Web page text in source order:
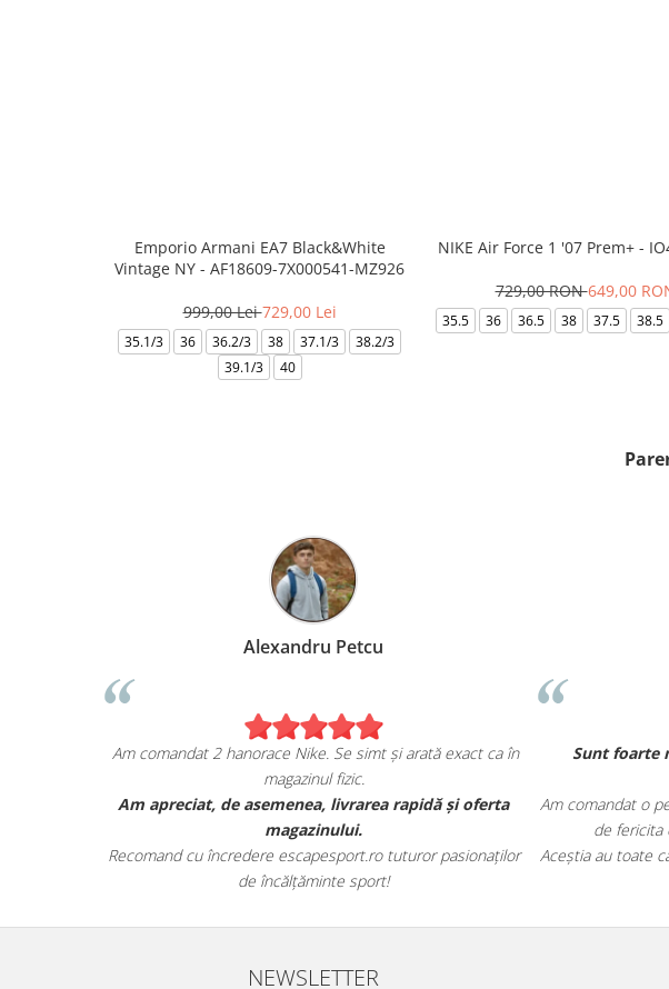
Emporio Armani EA7 Black&White
Vintage NY - AF18609-7X000541-MZ926
999,00 Lei729,00 Lei
35.1/3 36 36.2/3 38 37.1/3
38.2/3
39.1/3
40
NIKE Air Force 1 '07 Prem+ -
729,00 RON649,00
35.5 36 36.5 38 37.5 38.5
de bucuros de achiziția mea de pe
un pair de sneakers JORDAN, și sunt cu
ambalajul lor autentic și au avut toate detaliile
Am comandat 2 hanorace Nike. Se simt și
Am apreciat, de asemenea, livrarea
magazinului.
Recomand cu încredere escapesport.ro
NEWSLETTER